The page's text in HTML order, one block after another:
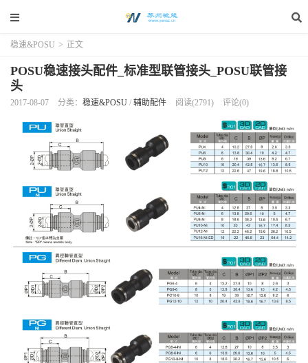
稳速&POSU > 正文
POSU稳速接头配件_标准型联管接头_POSU联管接
头
2017-08-07 分类： 稳速&POSU / 辅助配件 阅读(2791) 评论(0)